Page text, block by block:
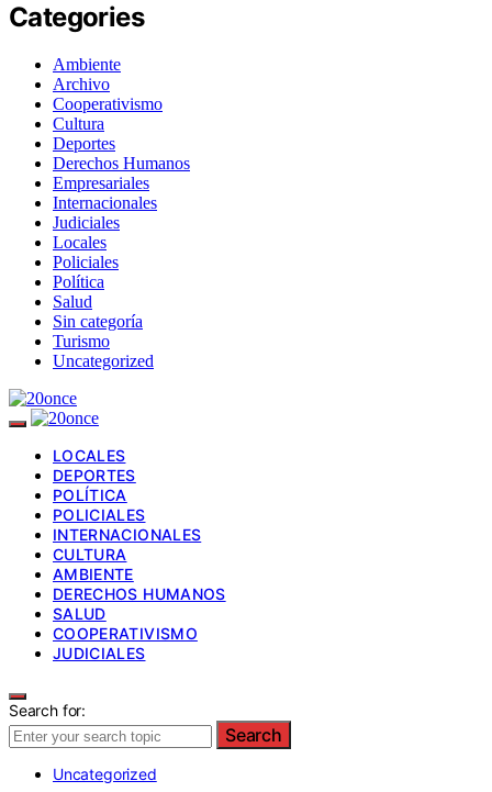
Categories
Ambiente
Archivo
Cooperativismo
Cultura
Deportes
Derechos Humanos
Empresariales
Internacionales
Judiciales
Locales
Policiales
Política
Salud
Sin categoría
Turismo
Uncategorized
LOCALES
DEPORTES
POLÍTICA
POLICIALES
INTERNACIONALES
CULTURA
AMBIENTE
DERECHOS HUMANOS
SALUD
COOPERATIVISMO
JUDICIALES
Search for:
Search
Uncategorized